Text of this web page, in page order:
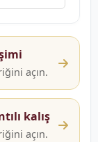
açın.
kalış
açın.